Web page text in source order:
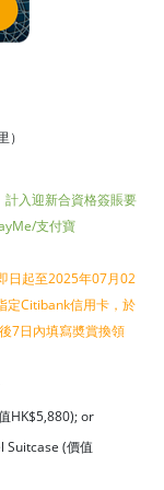
入迎新合資格簽賬要
支付寶
日起至2025年07月02
定Citibank信用卡，於
7日內填寫奬賞換領
HK$5,880); or
Suitcase (價值